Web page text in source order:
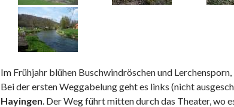
Im Frühjahr blühen Buschwindröschen und
Bei der ersten Weggabelung geht es links (nicht
Hayingen. Der Weg führt mitten durch das Theater, wo